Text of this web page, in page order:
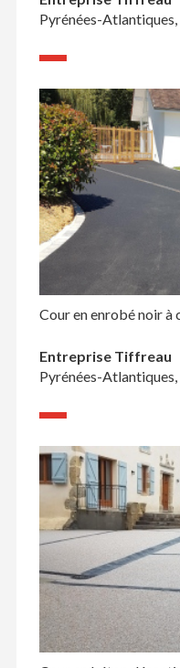
Pyrénées-
Cour en enrobé noir à
Entreprise Tiffreau
Pyrénées-